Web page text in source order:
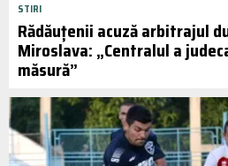
STIRI
Rădăuțenii acuză arbitrajul
Miroslava: „Centralul a
măsură”